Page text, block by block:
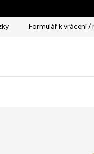
Formulář k vrácení /